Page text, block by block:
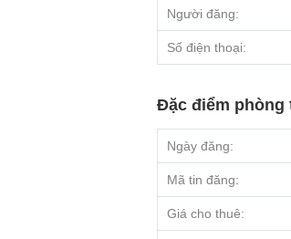
Người đăng:
Số điện thoại:
Đặc điểm phòng
Ngày đăng:
Mã tin đăng:
Giá cho thuê: